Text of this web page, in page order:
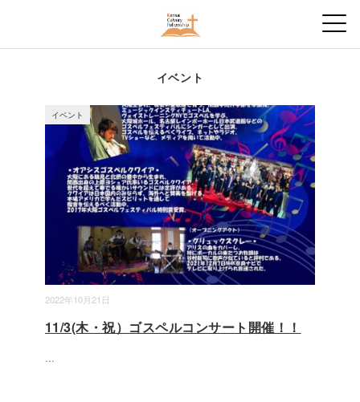
イベント
2022年10月21日
イベント
11/3(木・祝）ゴスペルコンサート開催！！
...